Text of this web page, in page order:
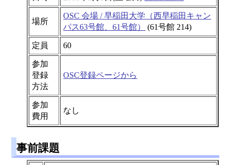
場所
OSC 会場 / 早稲田大学（西早稲田キャン
パス63号館、61号館）
(61号館 214)
定員 60
参加
登録
方法
OSC登録ページから
参加
費用
なし
事前課題